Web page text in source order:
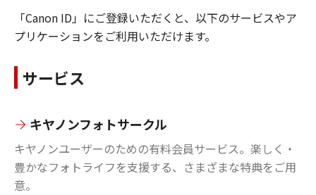
「Canon ID」にご登録いただくと、以下のサービスやア
プリケーションをご利用いただけます。
サービス
キヤノンフォトサークル
キヤノンユーザーのための有料会員サービス。楽しく・
豊かなフォトライフを支援する、さまざまな特典をご用
意。